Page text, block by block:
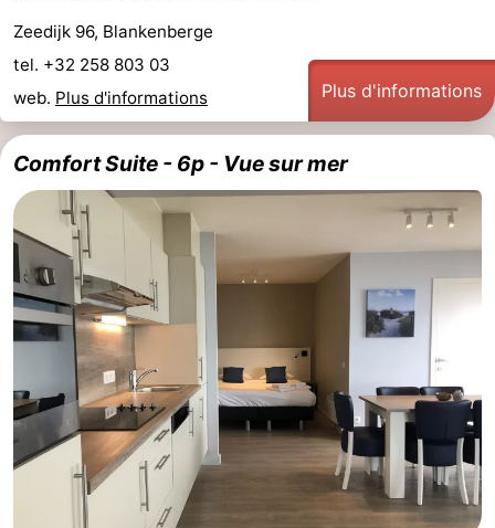
Zeedijk 96, Blankenberge
tel. +32 258 803 03
web. Plus d'informations Plus d'informations
Comfort Suite - 6p - Vue sur mer